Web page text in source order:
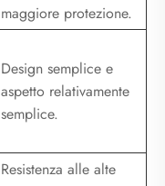
maggiore protezione.
Design semplice e
aspetto relativamente
semplice.
Resistenza alle alte